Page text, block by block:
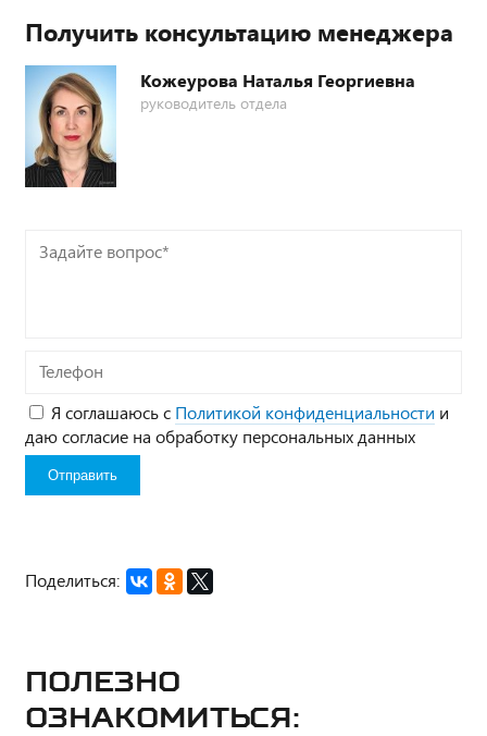
Получить консультацию менеджера
Кожеурова Наталья Георгиевна
руководитель отдела
Задайте
Телефон
Я соглашаюсь с Политикой конфиденциальности и
даю согласие на обработку персональных данных
Поделиться:
Полезно
ознакомиться: